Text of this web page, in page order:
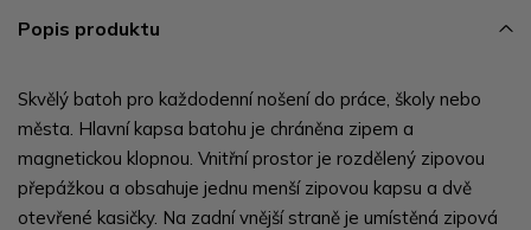
Popis produktu
Skvělý batoh pro každodenní nošení do práce, školy nebo
města. Hlavní kapsa batohu je chráněna zipem a
magnetickou klopnou. Vnitřní prostor je rozdělený zipovou
přepážkou a obsahuje jednu menší zipovou kapsu a dvě
otevřené kasičky. Na zadní vnější straně je umístěná zipová